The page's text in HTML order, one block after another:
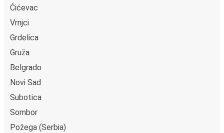
Ćićevac
Vrnjci
Grdelica
Gruža
Belgrado
Novi Sad
Subotica
Sombor
Požega (Serbia)